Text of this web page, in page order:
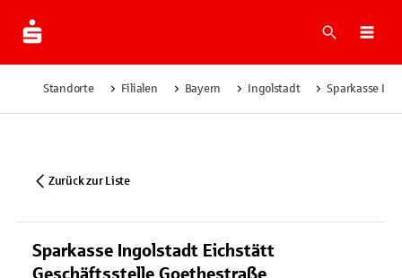
Suche
Standorte Filialen Bayern Ingolstadt Sparkasse
Zurück zur Liste
Sparkasse Ingolstadt Eichstätt
Geschäftsstelle Goethestraße